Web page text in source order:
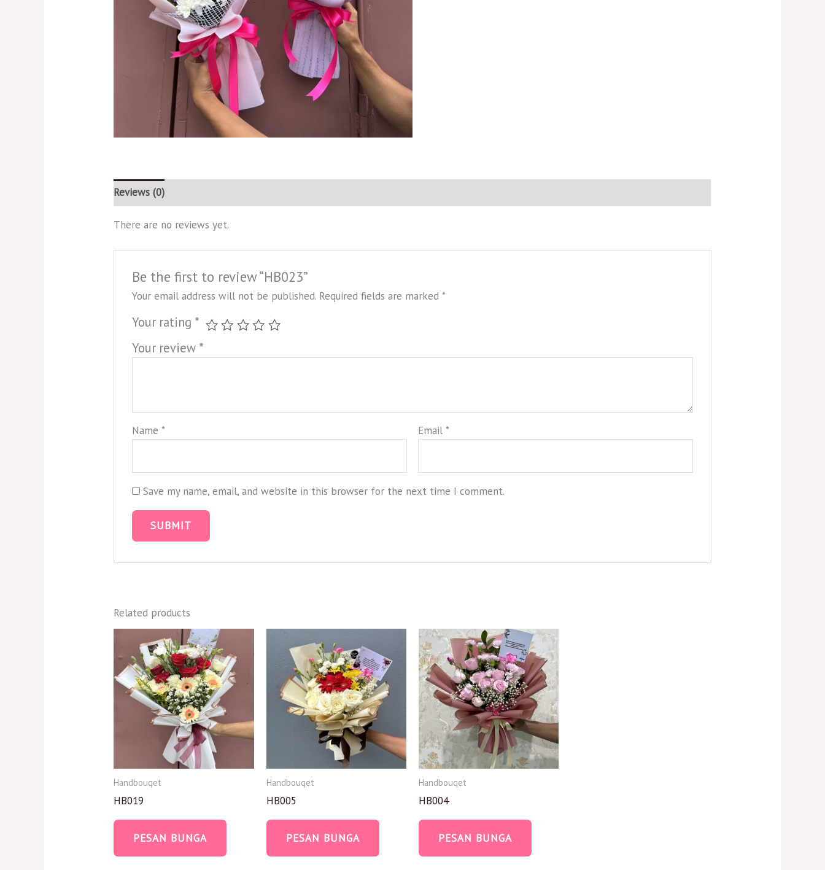
Reviews (0)
There are no reviews yet.
Be the first to review “HB023”
Your email address will not be published. Required fields are marked *
Your rating *
Your review *
Name * Email*
Save my name, email, and website in this browser for the next time I comment.
Related products
Handbouqet
HB019
PESAN BUNGA
Handbouqet
HB005
PESAN BUNGA
Handbouqet
HB004
PESAN BUNGA